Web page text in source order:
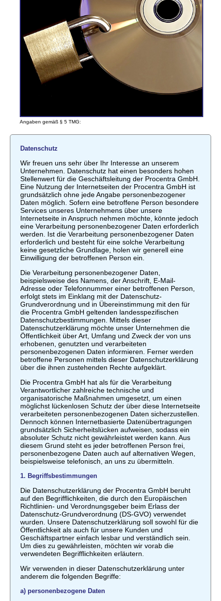
Angaben gemäß § 5 TMG:
Datenschutz
Wir freuen uns sehr über Ihr Interesse an unserem
Unternehmen. Datenschutz hat einen besonders hohen
Stellenwert für die Geschäftsleitung der Procentra GmbH.
Eine Nutzung der Internetseiten der Procentra GmbH ist
grundsätzlich ohne jede Angabe personenbezogener
Daten möglich. Sofern eine betroffene Person besondere
Services unseres Unternehmens über unsere
Internetseite in Anspruch nehmen möchte, könnte jedoch
eine Verarbeitung personenbezogener Daten erforderlich
werden. Ist die Verarbeitung personenbezogener Daten
erforderlich und besteht für eine solche Verarbeitung
keine gesetzliche Grundlage, holen wir generell eine
Einwilligung der betroffenen Person ein.
Die Verarbeitung personenbezogener Daten,
beispielsweise des Namens, der Anschrift, E-Mail-
Adresse oder Telefonnummer einer betroffenen Person,
erfolgt stets im Einklang mit der Datenschutz-
Grundverordnung und in Übereinstimmung mit den für
die Procentra GmbH geltenden landesspezifischen
Datenschutzbestimmungen. Mittels dieser
Datenschutzerklärung möchte unser Unternehmen die
Öffentlichkeit über Art, Umfang und Zweck der von uns
erhobenen, genutzten und verarbeiteten
personenbezogenen Daten informieren. Ferner werden
betroffene Personen mittels dieser Datenschutzerklärung
über die ihnen zustehenden Rechte aufgeklärt.
Die Procentra GmbH hat als für die Verarbeitung
Verantwortlicher zahlreiche technische und
organisatorische Maßnahmen umgesetzt, um einen
möglichst lückenlosen Schutz der über diese Internetseite
verarbeiteten personenbezogenen Daten sicherzustellen.
Dennoch können Internetbasierte Datenübertragungen
grundsätzlich Sicherheitslücken aufweisen, sodass ein
absoluter Schutz nicht gewährleistet werden kann. Aus
diesem Grund steht es jeder betroffenen Person frei,
personenbezogene Daten auch auf alternativen Wegen,
beispielsweise telefonisch, an uns zu übermitteln.
1. Begriffsbestimmungen
Die Datenschutzerklärung der Procentra GmbH beruht
auf den Begrifflichkeiten, die durch den Europäischen
Richtlinien- und Verordnungsgeber beim Erlass der
Datenschutz-Grundverordnung (DS-GVO) verwendet
wurden. Unsere Datenschutzerklärung soll sowohl für die
Öffentlichkeit als auch für unsere Kunden und
Geschäftspartner einfach lesbar und verständlich sein.
Um dies zu gewährleisten, möchten wir vorab die
verwendeten Begrifflichkeiten erläutern.
Wir verwenden in dieser Datenschutzerklärung unter
anderem die folgenden Begriffe:
a) personenbezogene Daten